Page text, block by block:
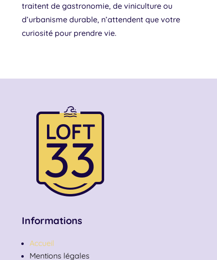
traitent de gastronomie, de viniculture ou
d’urbanisme durable, n’attendent que votre
curiosité pour prendre vie.
Informations
Accueil
Mentions légales